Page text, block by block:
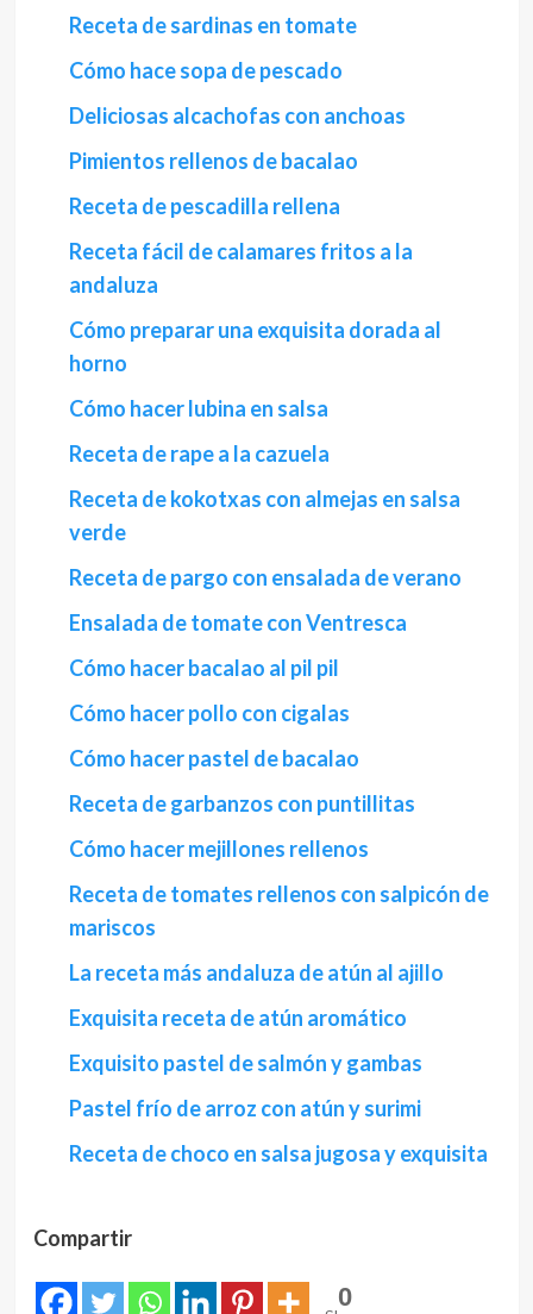
Receta de sardinas en tomate
Cómo hace sopa de pescado
Deliciosas alcachofas con anchoas
Pimientos rellenos de bacalao
Receta de pescadilla rellena
Receta fácil de calamares fritos a la
andaluza
Cómo preparar una exquisita dorada al
horno
Cómo hacer lubina en salsa
Receta de rape a la cazuela
Receta de kokotxas con almejas en salsa
verde
Receta de pargo con ensalada de verano
Ensalada de tomate con Ventresca
Cómo hacer bacalao al pil pil
Cómo hacer pollo con cigalas
Cómo hacer pastel de bacalao
Receta de garbanzos con puntillitas
Cómo hacer mejillones rellenos
Receta de tomates rellenos con salpicón de
mariscos
La receta más andaluza de atún al ajillo
Exquisita receta de atún aromático
Exquisito pastel de salmón y gambas
Pastel frío de arroz con atún y surimi
Receta de choco en salsa jugosa y exquisita
Compartir
0